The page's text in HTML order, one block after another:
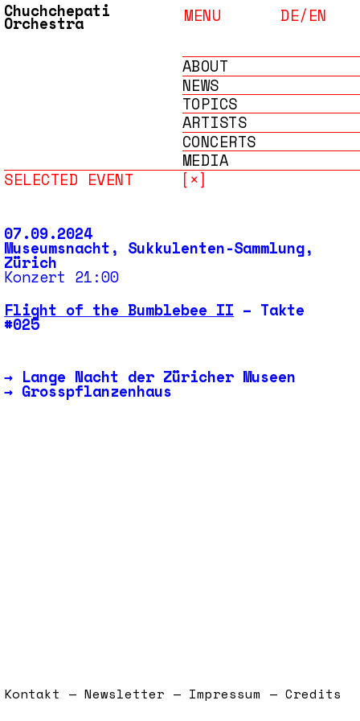
Chuchchepati
Orchestra DE/EN
MENU
ABOUT
NEWS
TOPICS
ARTISTS
CONCERTS
MEDIA
ARCHIVE
SELECTED EVENT [×]
07.09.2024
Museumsnacht, Sukkulenten-Sammlung,
Zürich
Konzert 21:00
Flight of the Bumblebee II – Takte
#025
→ Lange Nacht der Züricher Museen
→ Grosspflanzenhaus
Kontakt — Newsletter — Impressum — Credits